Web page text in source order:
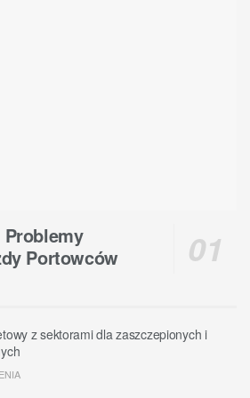
Problemy
Portowców
z sektorami dla zaszczepionych i